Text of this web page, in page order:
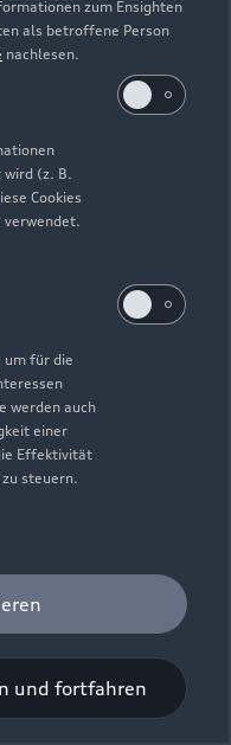
zum Ensighten
als betroffene Person
nachlesen.
(z. B.
Cookies
verwendet.
um für die
werden auch
einer
Effektivität
steuern.
und fortfahren